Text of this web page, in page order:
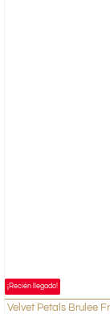
¡Recién llegado!
Velvet Petals Brulee